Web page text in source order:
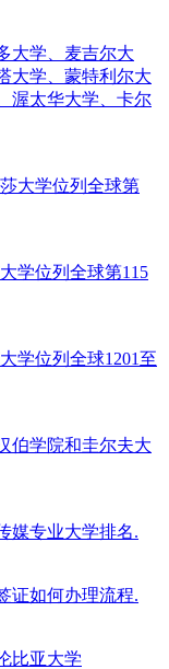
大学、麦吉尔大
大学、蒙特利尔大
渥太华大学、卡尔
大学位列全球第
学位列全球第115
学位列全球1201至
伯学院和圭尔夫大
媒专业大学排名.
证如何办理流程.
比亚大学